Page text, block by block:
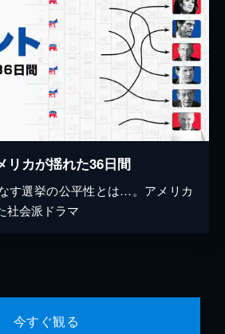
カが揺れた36日間
す選挙の公平性とは…。アメリカ
社会派ドラマ
今すぐ観る